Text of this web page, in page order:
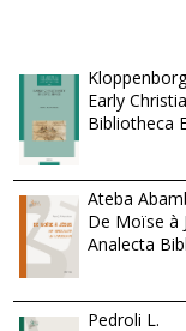
Kloppenborg
Early
Bibliotheca
Ateba
De Moïse à
Analecta
Pedroli L.